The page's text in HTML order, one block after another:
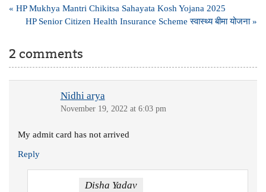
Post
navigation
« HP Mukhya Mantri Chikitsa Sahayata Kosh Yojana 2025
HP Senior Citizen Health Insurance Scheme स्वास्थ्य बीमा योजना »
2 comments
Nidhi arya
November 19, 2022 at 6:03 pm
My admit card has not arrived
Reply
Disha Yadav